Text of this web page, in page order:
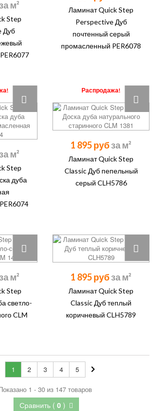
Step
Дуб
Ламинат Quick Step
Perspective Дуб
почтенный серый
промасленный PER6078
Step
дуба
Распродажа!
1 895 руб
Ламинат Quick Step
Classic Дуб пепельный
серый CLH5786
Step
светло-
CLM
1 895 руб
Ламинат Quick Step
Classic Дуб теплый
коричневый CLH5789
Сравнить ( 0 )
1 2 3 4 5
1 - 30 из 147 товаров